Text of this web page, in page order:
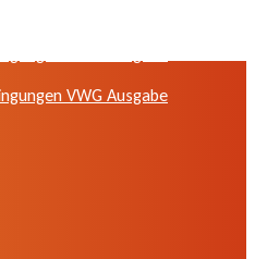
der VWG in der
VWG Ausgabe